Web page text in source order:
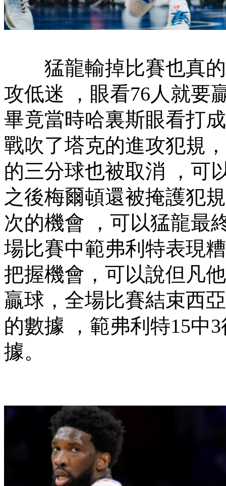
猛龍輸掉比賽也真的可
攻低迷 ，眼看76人就要
畢竟當時哈裏斯眼看打成
戰吹了塔克的進攻犯規
的三分球也被取消 ，可
之後梅爾頓還被掩護犯規
次的機會 ，可以猛龍最
場比賽中範弗利特表現糟
把握機會，可以說但
贏球，全場比賽結束
的數據 ，範弗利特15
據。